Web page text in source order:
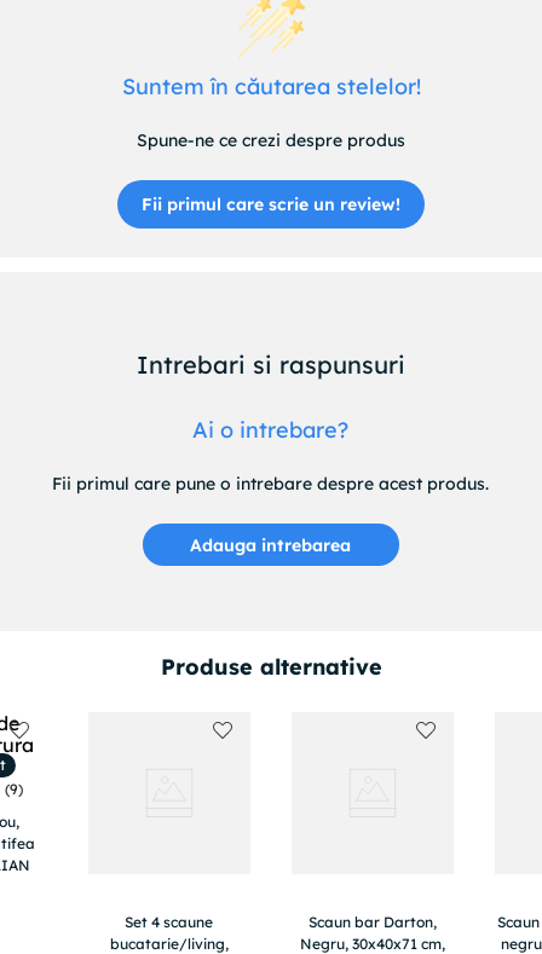
Suntem în căutarea stelelor!
Spune-ne ce crezi despre produs
Fii primul care scrie un review!
Intrebari si raspunsuri
Ai o intrebare?
Fii primul care pune o intrebare despre acest produs.
Adauga intrebarea
Produse alternative
(9)
Set 4 scaune
bucatarie/living,
Scaun bar Darton,
Negru, 30x40x71 cm,